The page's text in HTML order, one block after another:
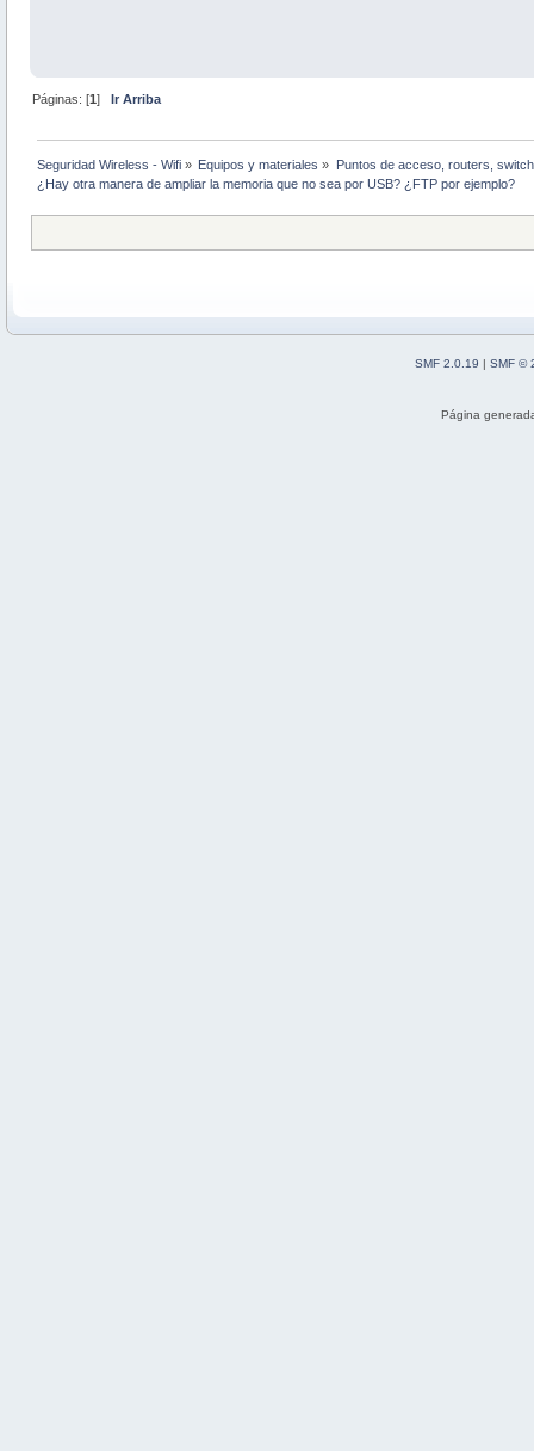
Páginas: [1]Ir Arriba
Seguridad Wireless - Wifi » Equipos y materiales » Puntos de acceso, routers,
¿Hay otra manera de ampliar la memoria que no sea por USB? ¿FTP por ejemplo?
SMF 2.0.19 | SMF ©
Página